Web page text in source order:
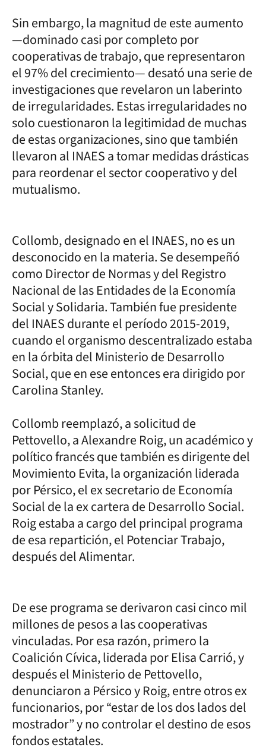
Sin embargo, la magnitud de este aumento
—dominado casi por completo por
cooperativas de trabajo, que representaron
el 97% del crecimiento— desató una serie de
investigaciones que revelaron un laberinto
de irregularidades. Estas irregularidades no
solo cuestionaron la legitimidad de muchas
de estas organizaciones, sino que también
llevaron al INAES a tomar medidas drásticas
para reordenar el sector cooperativo y del
mutualismo.
Collomb, designado en el INAES, no es un
desconocido en la materia. Se desempeñó
como Director de Normas y del Registro
Nacional de las Entidades de la Economía
Social y Solidaria. También fue presidente
del INAES durante el período 2015-2019,
cuando el organismo descentralizado estaba
en la órbita del Ministerio de Desarrollo
Social, que en ese entonces era dirigido por
Carolina Stanley.
Collomb reemplazó, a solicitud de
Pettovello, a Alexandre Roig, un académico y
político francés que también es dirigente del
Movimiento Evita, la organización liderada
por Pérsico, el ex secretario de Economía
Social de la ex cartera de Desarrollo Social.
Roig estaba a cargo del principal programa
de esa repartición, el Potenciar Trabajo,
después del Alimentar.
De ese programa se derivaron casi cinco mil
millones de pesos a las cooperativas
vinculadas. Por esa razón, primero la
Coalición Cívica, liderada por Elisa Carrió, y
después el Ministerio de Pettovello,
denunciaron a Pérsico y Roig, entre otros ex
funcionarios, por “estar de los dos lados del
mostrador” y no controlar el destino de esos
fondos estatales.